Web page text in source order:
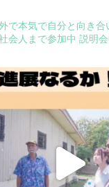
で本気で自分と向き合
人まで参加中 説明